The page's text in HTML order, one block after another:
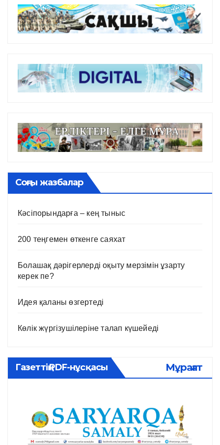
Соңғы жазбалар
Кәсіпорындарға – кең тыныс
200 теңгемен өткенге саяхат
Болашақ дәрігерлерді оқыту мерзімін ұзарту
керек пе?
Идея қаланы өзгертеді
Көлік жүргізушілеріне талап күшейеді
Газеттің PDF-нұсқасы Мұрағат